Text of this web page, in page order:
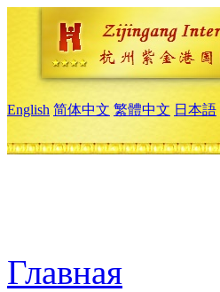
English 简体中文 繁體中文 日本語
Главная